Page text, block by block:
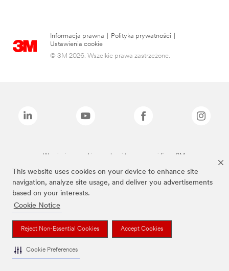
This website uses cookies on your device to enhance site
navigation, analyze site usage, and deliver you advertisements
based on your interests.
Cookie Notice
Reject Non-Essential Cookies Accept Cookies
Cookie Preferences
Informacja prawna Polityka prywatności
Ustawienia cookie
© 3M 2026. Wszelkie prawa zastrzeżone.
Wymienione marki są znakami towarowymi firmy 3M.